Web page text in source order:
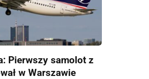
Pierwszy samolot z
w Warszawie